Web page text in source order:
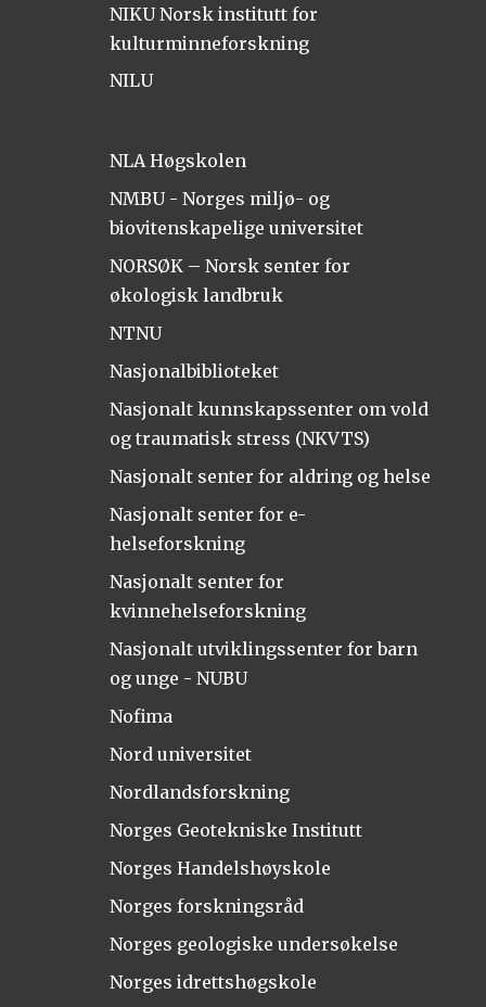
NIKU Norsk institutt for
kulturminneforskning
NILU
NLA Høgskolen
NMBU - Norges miljø- og
biovitenskapelige universitet
NORSØK – Norsk senter for
økologisk landbruk
NTNU
Nasjonalbiblioteket
Nasjonalt kunnskapssenter om vold
og traumatisk stress (NKVTS)
Nasjonalt senter for aldring og helse
Nasjonalt senter for e-
helseforskning
Nasjonalt senter for
kvinnehelseforskning
Nasjonalt utviklingssenter for barn
og unge - NUBU
Nofima
Nord universitet
Nordlandsforskning
Norges Geotekniske Institutt
Norges Handelshøyskole
Norges forskningsråd
Norges geologiske undersøkelse
Norges idrettshøgskole